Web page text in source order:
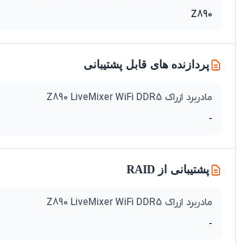
Z890
پردازنده های قابل پشتیبانی
مادربرد ازراک Z890 LiveMixer WiFi DDR5
-
پشتیبانی از RAID
مادربرد ازراک Z890 LiveMixer WiFi DDR5
-